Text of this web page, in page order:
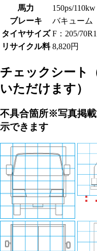
馬力
150ps/110kw
ブレーキ
バキューム
タイヤサイズ F：205/
リサイクル料 8,820円
チェックシート
いただけます）
不具合箇所※写真掲載
示できます